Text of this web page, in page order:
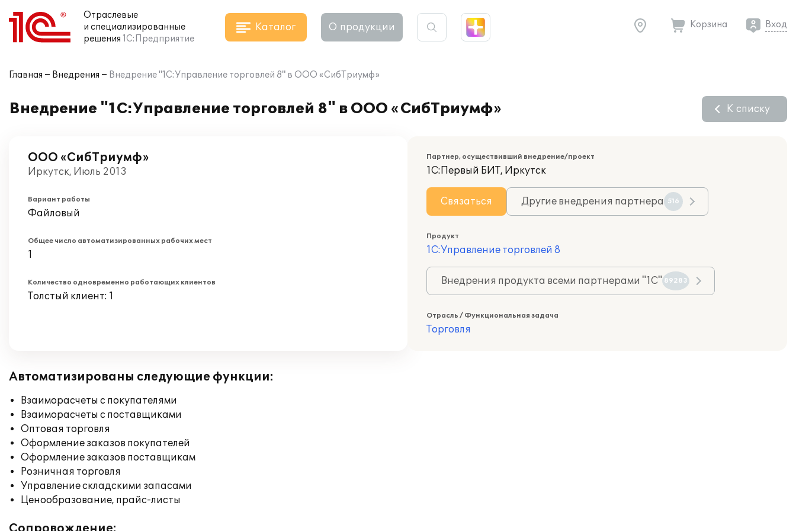
Отраслевые
и специализированные
решения 1С:Предприятие
Каталог О продукции Корзина Вход
Главная Внедрения Внедрение "1С:Управление торговлей 8" в ООО «СибТриумф»
Внедрение "1С:Управление торговлей 8" в ООО «СибТриумф» К списку
ООО «СибТриумф»
Иркутск, Июль 2013
Вариант работы
Файловый
Общее число автоматизированных рабочих мест
1
Количество одновременно работающих клиентов
Толстый клиент: 1
Партнер, осуществивший внедрение/проект
1С:Первый БИТ, Иркутск
Связаться Другие внедрения партнера 516
Продукт
1С:Управление торговлей 8
Внедрения продукта всеми партнерами "1С" 89283
Отрасль / Функциональная задача
Торговля
Автоматизированы следующие функции:
Взаиморасчеты с покупателями
Взаиморасчеты с поставщиками
Оптовая торговля
Оформление заказов покупателей
Оформление заказов поставщикам
Розничная торговля
Управление складскими запасами
Ценообразование, прайс-листы